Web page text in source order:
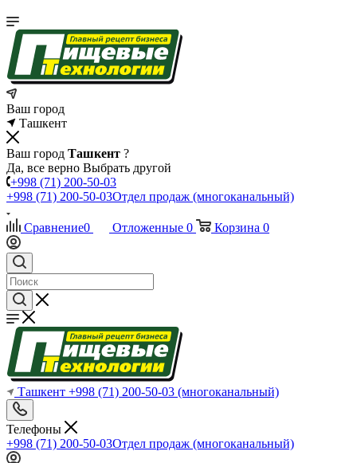
Ваш город
Ташкент
Ваш город Ташкент ?
Да, все верно Выбрать другой
+998 (71) 200-50-03
+998 (71) 200-50-03Отдел продаж (многоканальный)
Сравнение0 Отложенные 0 Корзина 0
Ташкент +998 (71) 200-50-03 (многоканальный)
Телефоны
+998 (71) 200-50-03Отдел продаж (многоканальный)